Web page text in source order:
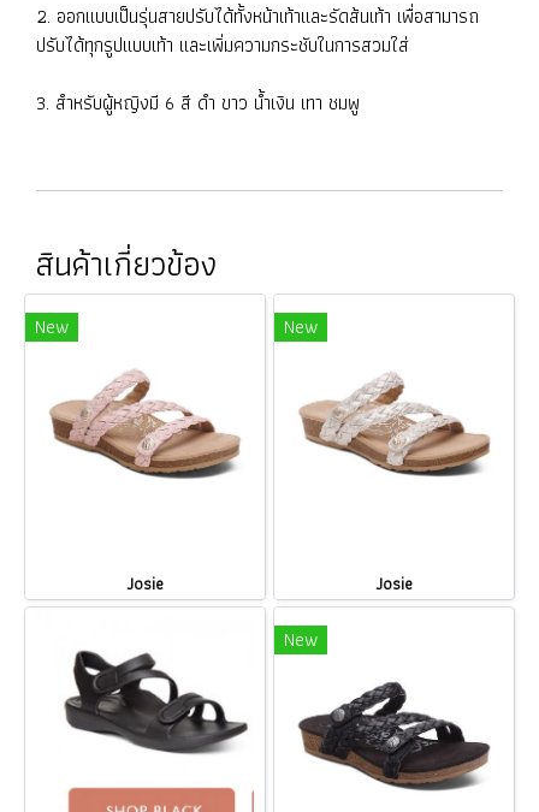
2. ออกแบบเป็นรุ่นสายปรับได้ทั้งหน้าเท้าและรัดส้นเท้า เพื่อสามารถ
ปรับได้ทุกรูปแบบเท้า และเพิ่มความกระชับในการสวมใส่
3. สำหรับผู้หญิงมี 6 สี ดำ ขาว น้ำเงิน เทา ชมพู
สินค้าเกี่ยวข้อง
New
Josie
New
Josie
New